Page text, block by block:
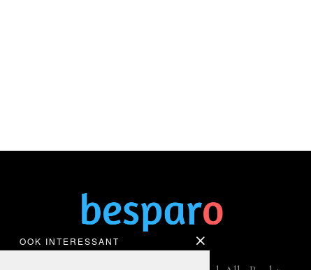
OOK INTERESSANT